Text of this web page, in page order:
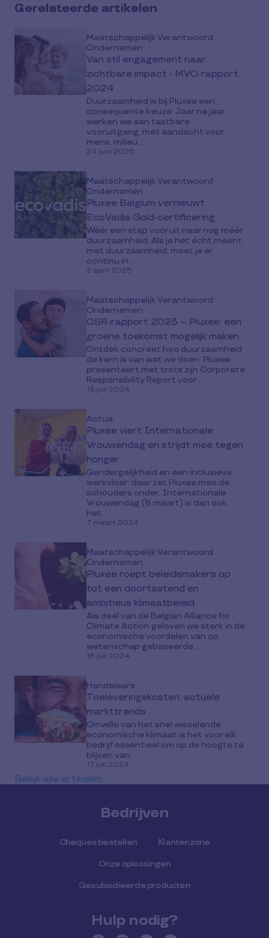
media
Gerelateerde artikelen
Maatschappelijk Verantwoord
Ondernemen
Van stil engagement naar
zichtbare impact - MVO-rapport
2024
Duurzaamheid is bij Pluxee een
consequente keuze. Jaar na jaar
werken we aan tastbare
vooruitgang, met aandacht voor
mens, milieu...
24 juni 2025
Maatschappelijk Verantwoord
Ondernemen
Pluxee Belgium vernieuwt
EcoVadis Gold-certificering
Wéér een stap vooruit naar nog méér
duurzaamheid. Als je het écht meent
met duurzaamheid, moet je er
continu in...
2 april 2025
Maatschappelijk Verantwoord
Ondernemen
CSR-rapport 2023 – Pluxee: een
groene toekomst mogelijk maken
Ontdek concreet hoe duurzaamheid
de kern is van wat we doen. Pluxee
presenteert met trots zijn Corporate
Responsibility Report voor...
13 juli 2024
Actua
Pluxee viert Internationale
Vrouwendag en strijdt mee tegen
honger
Gendergelijkheid en een inclusieve
werkvloer: daar zet Pluxee mee de
schouders onder. Internationale
Vrouwendag (8 maart) is dan ook
het...
7 maart 2024
Maatschappelijk Verantwoord
Ondernemen
Pluxee roept beleidsmakers op
tot een doortastend en
ambitieus klimaatbeleid
Als deel van de Belgian Alliance for
Climate Action geloven we sterk in de
economische voordelen van op
wetenschap gebaseerde...
18 juli 2024
Handelaars
Toeleveringskosten: actuele
markttrends
Omwille van het snel wisselende
economische klimaat is het voor elk
bedrijf essentieel om op de hoogte te
blijven van...
17 juli 2024
Bekijk alle artikelen
Bedrijven
Cheques bestellen Klantenzone
Onze oplossingen
Gesubsidieerde producten
Hulp nodig?